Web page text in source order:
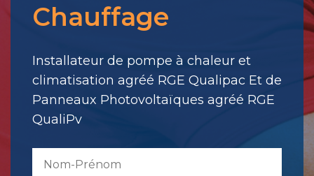
votre
Il
a
été
envoyé.
Chauffage
Installateur de pompe à chaleur et
climatisation agréé RGE Qualipac Et de
Panneaux Photovoltaïques agréé RGE
QualiPv